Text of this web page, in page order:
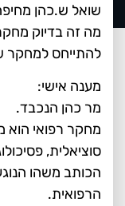
שואל ש.כהן
מה זה בדיוק
להתייחס למחקר
מענה אישי:
מר כהן הנכבד.
מחקר רפואי הוא
סוציאלית,
הכותב משהו
הרפואית.